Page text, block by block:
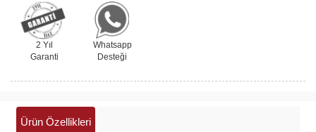
2 Yıl
Garanti
Whatsapp
Desteği
Ürün Özellikleri